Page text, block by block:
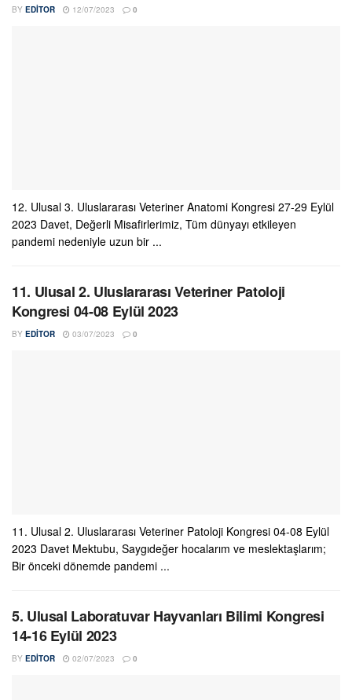
BY EDITOR 12/07/2023 0
12. Ulusal 3. Uluslararası Veteriner Anatomi Kongresi 27-29 Eylül
2023 Davet, Değerli Misafirlerimiz, Tüm dünyayı etkileyen
pandemi nedeniyle uzun bir ...
11. Ulusal 2. Uluslararası Veteriner Patoloji
Kongresi 04-08 Eylül 2023
BY EDITOR 03/07/2023 0
11. Ulusal 2. Uluslararası Veteriner Patoloji Kongresi 04-08 Eylül
2023 Davet Mektubu, Saygıdeğer hocalarım ve meslektaşlarım;
Bir önceki dönemde pandemi ...
5. Ulusal Laboratuvar Hayvanları Bilimi Kongresi
14-16 Eylül 2023
BY EDITOR 02/07/2023 0